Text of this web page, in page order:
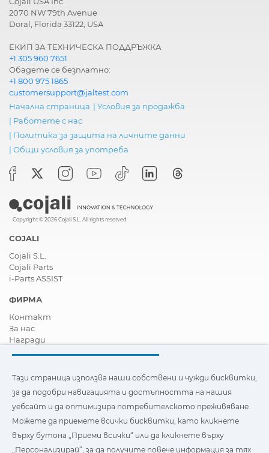
2070 NW 79th Avenue
Doral, Florida 33122, USA
ЕКИП ЗА ТЕХНИЧЕСКА ПОДДРЪЖКА
+1 305 960 7651
Обадете се безплатно:
+1 800 975 1865
customersupport@jaltest.com
Начална страница | Условия за продажба
| Работете с нас
| Политика за защита на личните данни
| Общи условия за употреба
Copyright © 2026 Cojali S.L. All rights reserved
COJALI
Cojali S.L.
Cojali Parts
i-Parts ASSIST
ФИРМА
Контакт
За нас
Награди
Станете дистрибутор
Новини
Видеа
FAQ - Често задавани въпроси
Тази страница използва наши собствени и бисквитки на
трети страни, за да подобри навигацията и
Тази страница използва наши собствени и чужди бисквитки,
за да подобри навигацията и достъпността на нашия
уебсайт и да оптимизира потребителското преживяване.
Можете да приемете всички бисквитки, като кликнете
върху бутона „Приеми всички“ или да кликнете върху
„Персонализирай“, за да получите повече информация за тях